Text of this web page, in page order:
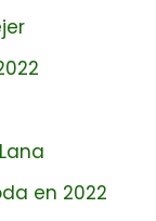
en 2022